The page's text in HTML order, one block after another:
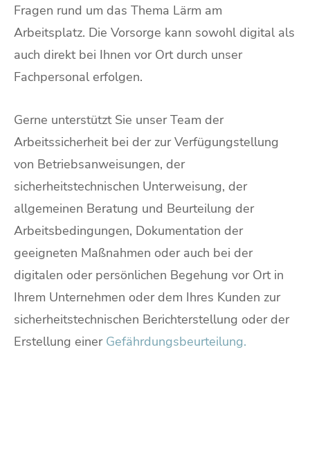
Fragen rund um das Thema Lärm am
Arbeitsplatz. Die Vorsorge kann sowohl digital als
auch direkt bei Ihnen vor Ort durch unser
Fachpersonal erfolgen.
Gerne unterstützt Sie unser Team der
Arbeitssicherheit bei der zur Verfügungstellung
von Betriebsanweisungen, der
sicherheitstechnischen Unterweisung, der
allgemeinen Beratung und Beurteilung der
Arbeitsbedingungen, Dokumentation der
geeigneten Maßnahmen oder auch bei der
digitalen oder persönlichen Begehung vor Ort in
Ihrem Unternehmen oder dem Ihres Kunden zur
sicherheitstechnischen Berichterstellung oder der
Erstellung einer Gefährdungsbeurteilung.